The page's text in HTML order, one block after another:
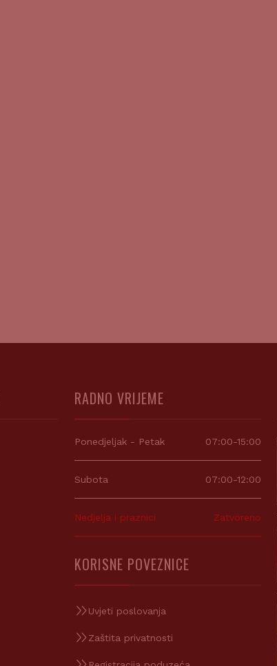
RADNO VRIJEME
Ponedjeljak - Petak 07:00-15:00
Subota 07:00-12:00
Nedjelja i praznici Zatvoreno
KORISNE POVEZNICE
Uvjeti poslovanja
Zaštita privatnosti